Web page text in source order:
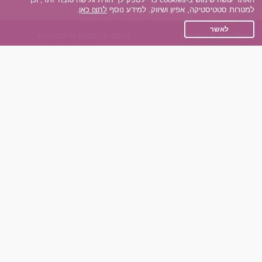
אפליקציית הכרויות
למטרות סטטיסטיקה, אפיון ושיווק. למידע נוסף לחצו כאן.
לאשר